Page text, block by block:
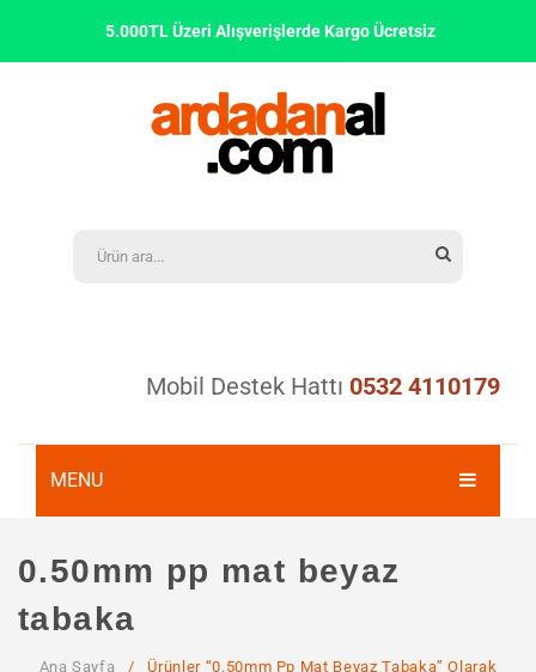
5.000TL Üzeri Alışverişlerde Kargo Ücretsiz
Mobil Destek Hattı 0532 4110179
MENU
0.50mm pp mat beyaz
tabaka
Ana Sayfa / Ürünler “0.50mm Pp Mat Beyaz Tabaka” Olarak